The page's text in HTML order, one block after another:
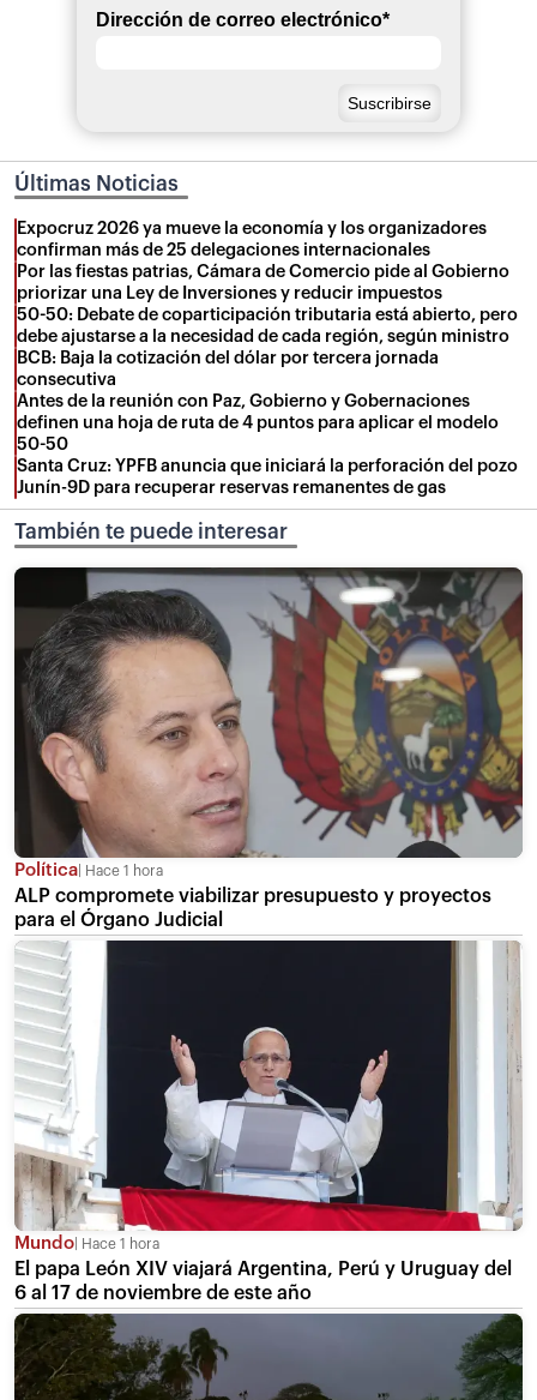
Dirección de correo electrónico*
Últimas Noticias
Expocruz 2026 ya mueve la economía y los organizadores
confirman más de 25 delegaciones internacionales
Por las fiestas patrias, Cámara de Comercio pide al Gobierno
priorizar una Ley de Inversiones y reducir impuestos
50-50: Debate de coparticipación tributaria está abierto, pero
debe ajustarse a la necesidad de cada región, según ministro
BCB: Baja la cotización del dólar por tercera jornada
consecutiva
Antes de la reunión con Paz, Gobierno y Gobernaciones
definen una hoja de ruta de 4 puntos para aplicar el modelo
50-50
Santa Cruz: YPFB anuncia que iniciará la perforación del pozo
Junín-9D para recuperar reservas remanentes de gas
También te puede interesar
Política Hace 1 hora
ALP compromete viabilizar presupuesto y proyectos
para el Órgano Judicial
Mundo Hace 1 hora
El papa León XIV viajará Argentina, Perú y Uruguay del
6 al 17 de noviembre de este año